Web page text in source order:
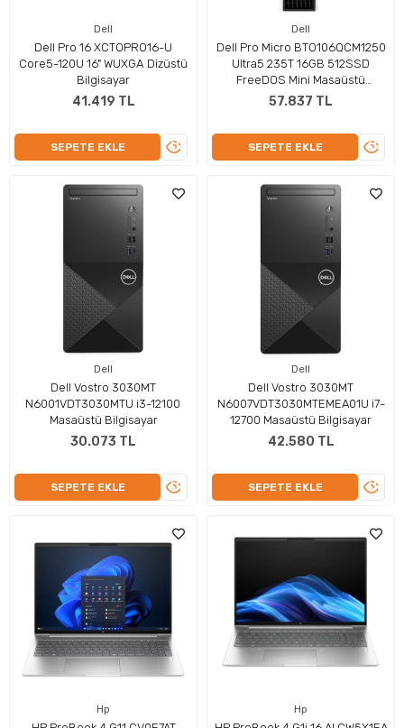
Dell
Dell Pro 16 XCTOPRO16-U
Core5-120U 16" WUXGA Dizüstü
Bilgisayar
41.419 TL
SEPETE EKLE
ÜRÜNÜ
Dell
Dell Pro Micro BTO106QCM1250
Ultra5 235T 16GB 512SSD
FreeDOS Mini Masaüstü
Bilgisayar
57.837 TL
SEPETE EKLE
Dell
Dell Vostro 3030MT
N6001VDT3030MTU i3-12100
Masaüstü Bilgisayar
30.073 TL
SEPETE EKLE
ÜRÜNÜ
Dell
Dell Vostro 3030MT
N6007VDT3030MTEMEA01U i7-
12700 Masaüstü Bilgisayar
42.580 TL
SEPETE EKLE
Hp Hp